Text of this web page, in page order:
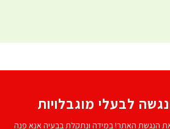
לבעלי מוגבלויות
הנגשת האתר! במידה ונתקלת בבעיה אנא פנה